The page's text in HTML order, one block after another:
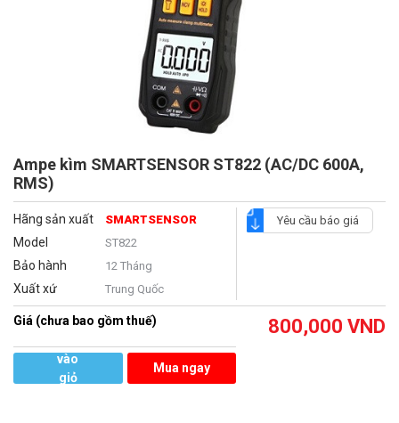
Ampe kìm SMARTSENSOR ST822 (AC/DC 600A,
RMS)
Hãng sản xuất SMARTSENSOR
Model ST822
Bảo hành 12 Tháng
Xuất xứ Trung Quốc
Yêu cầu báo giá
Giá (chưa bao gồm thuế) 800,000 VND
vào
giỏ
Mua ngay